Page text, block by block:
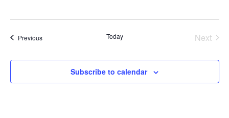
PreviousEvents Today
Next
Subscribe to calendar